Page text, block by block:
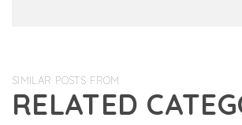
SIMILAR POSTS FROM
RELATED